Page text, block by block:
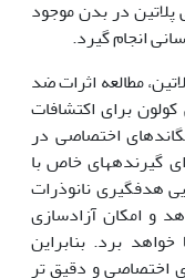
پلاتین در بدن موجود
انجام گیرد.
مطالعه اثرات ضد
برای اکتشافات
اختصاصی در
گیرنده‫های خاص با
هدف‫گیری نانوذرات
و امکان آزادسازی
برد. بنابراین
اختصاصی و دقیق تر